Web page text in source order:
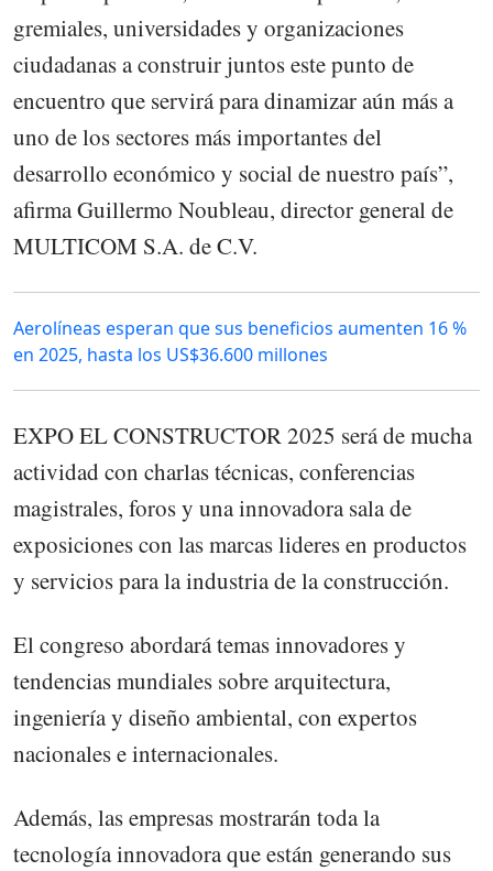
gremiales, universidades y organizaciones
ciudadanas a construir juntos este punto de
encuentro que servirá para dinamizar aún más a
uno de los sectores más importantes del
desarrollo económico y social de nuestro país”,
afirma Guillermo Noubleau, director general de
MULTICOM S.A. de C.V.
Aerolíneas esperan que sus beneficios aumenten 16 %
en 2025, hasta los US$36.600 millones
EXPO EL CONSTRUCTOR 2025 será de mucha
actividad con charlas técnicas, conferencias
magistrales, foros y una innovadora sala de
exposiciones con las marcas lideres en productos
y servicios para la industria de la construcción.
El congreso abordará temas innovadores y
tendencias mundiales sobre arquitectura,
ingeniería y diseño ambiental, con expertos
nacionales e internacionales.
Además, las empresas mostrarán toda la
tecnología innovadora que están generando sus